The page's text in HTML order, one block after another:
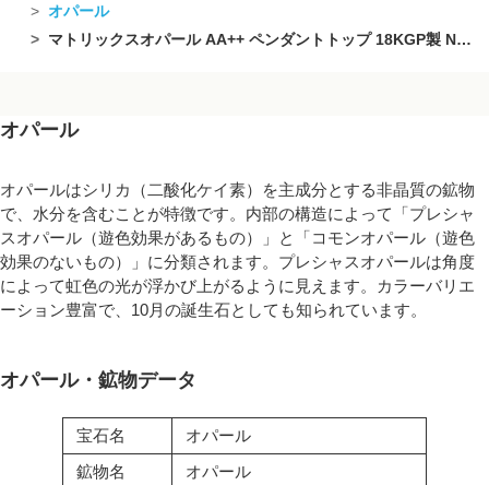
オパール
マトリックスオパール AA++ ペンダントトップ 18KGP製 NO.11【1点もの】
オパール
オパールはシリカ（二酸化ケイ素）を主成分とする非晶質の鉱物
で、水分を含むことが特徴です。内部の構造によって「プレシャ
スオパール（遊色効果があるもの）」と「コモンオパール（遊色
効果のないもの）」に分類されます。プレシャスオパールは角度
によって虹色の光が浮かび上がるように見えます。カラーバリエ
ーション豊富で、10月の誕生石としても知られています。
オパール・鉱物データ
宝石名
オパール
鉱物名
オパール